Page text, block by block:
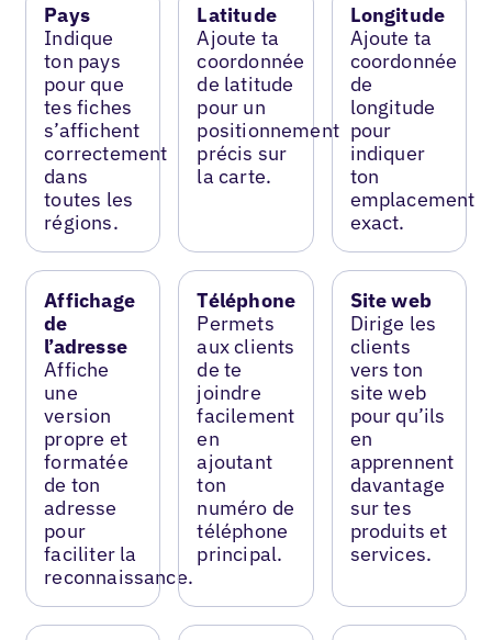
Pays
Indique
ton pays
pour que
tes fiches
s’affichent
correctement
dans
toutes les
régions.
Latitude
Ajoute ta
coordonnée
de latitude
pour un
positionnement
précis sur
la carte.
Longitude
Ajoute ta
coordonnée
de
longitude
pour
indiquer
ton
emplacement
exact.
Affichage
de
l’adresse
Affiche
une
version
propre et
formatée
de ton
adresse
pour
faciliter la
reconnaissance.
Téléphone
Permets
aux clients
de te
joindre
facilement
en
ajoutant
ton
numéro de
téléphone
principal.
Site web
Dirige les
clients
vers ton
site web
pour qu’ils
en
apprennent
davantage
sur tes
produits et
services.